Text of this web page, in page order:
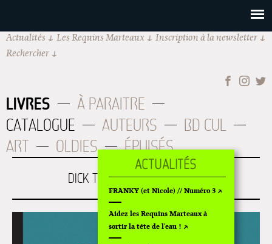
Actualités Les Requins Marteaux
Inscription à la newsletter
Rechercher
LIVRES
À PARAITRE
CATALOGUE
AUTEURS
BD CUL
ART
OLDIES ÉPUISÉS
DICK TALON TOUCHE LE FOND
FRANKY (et Nicole) // Numéro 3
Aidez les Requins Marteaux à
sortir la tête de l'eau !